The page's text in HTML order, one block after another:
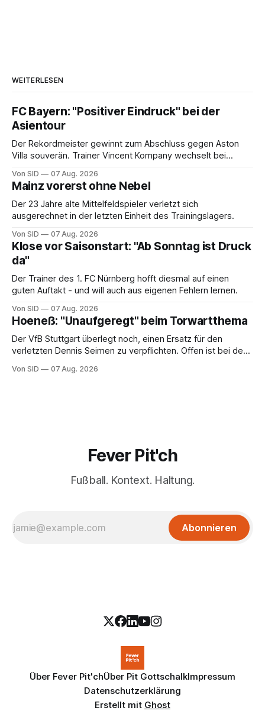
WEITERLESEN
FC Bayern: "Positiver Eindruck" bei der
Asientour
Der Rekordmeister gewinnt zum Abschluss gegen Aston
Villa souverän. Trainer Vincent Kompany wechselt bei
Von SID 07 Aug. 2026
Mainz vorerst ohne Nebel
Der 23 Jahre alte Mittelfeldspieler verletzt sich
ausgerechnet in der letzten Einheit des Trainingslagers.
Von SID 07 Aug. 2026
Klose vor Saisonstart: "Ab Sonntag ist Druck
da"
Der Trainer des 1. FC Nürnberg hofft diesmal auf einen
guten Auftakt - und will auch aus eigenen Fehlern lernen.
Von SID 07 Aug. 2026
Hoeneß: "Unaufgeregt" beim Torwartthema
Der VfB Stuttgart überlegt noch, einen Ersatz für den
verletzten Dennis Seimen zu verpflichten. Offen ist bei den
Von SID 07 Aug. 2026
Fever Pit'ch
Fußball. Kontext. Haltung.
Abonnieren
Über Fever Pit'chÜber Pit GottschalkImpressum
Datenschutzerklärung
Erstellt mit Ghost